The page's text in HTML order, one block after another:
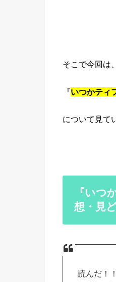
そこで今回は、
『いつかティ
について見て
『いつ
想・見
読んだ！